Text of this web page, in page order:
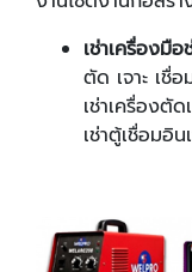
เช่าเครื่องมื
ตัด เจาะ เชื่
เช่าเครื่องตั
เช่าตู้เชื่อมอิ